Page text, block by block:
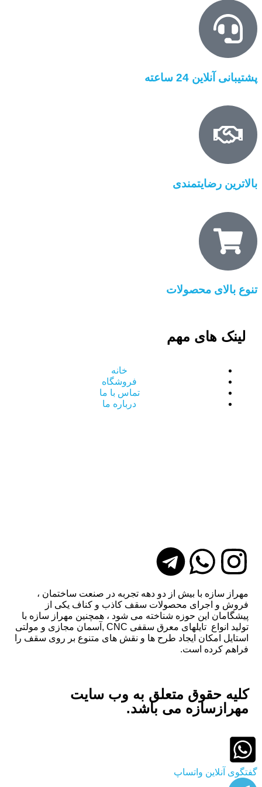
پشتیبانی آنلاین 24 ساعته
بالاترین رضایتمندی
تنوع بالای محصولات
لینک های مهم
خانه
فروشگاه
تماس با ما
درباره ما
مهراز سازه با بیش از دو دهه تجربه در صنعت ساختمان ،
فروش و اجرای محصولات سقف کاذب و کناف یکی از
پیشگامان این حوزه شناخته می شود ، همچنین مهراز سازه با
تولید انواع تایلهای معرق سقفی CNC ,آسمان مجازی و مولتی
استایل امکان ایجاد طرح ها و نقش های متنوع بر روی سقف را
فراهم کرده است.
کلیه حقوق متعلق به وب سایت
مهرازسازه می باشد.
گفتگوی آنلاین واتساپ